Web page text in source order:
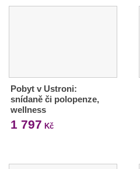
Pobyt v Ustroni:
snídaně či polopenze,
wellness
1 797 Kč